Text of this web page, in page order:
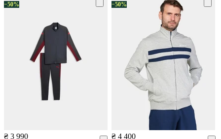
−50%
₴ 3 990
−50%
₴ 4 400